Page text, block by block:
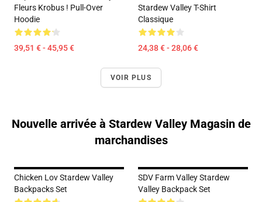
Fleurs Krobus ! Pull-Over
Hoodie
39,51 € - 45,95 €
Stardew Valley T-Shirt
Classique
24,38 € - 28,06 €
VOIR PLUS
Nouvelle arrivée à Stardew Valley Magasin de
marchandises
Chicken Lov Stardew Valley
Backpacks Set
SDV Farm Valley Stardew
Valley Backpack Set